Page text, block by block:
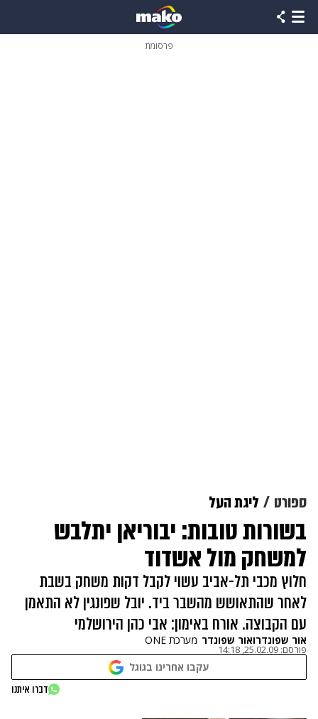
פרסומת
ספורט ליגת העל
בשורות טובות: יבוריאן יתלבש
למשחק מול אשדוד
חלוץ מכבי תל-אביב עשוי לקבל דקות משחק בשבת
לאחר שהתאושש מהשבר ביד. יובל שפונגין לא התאמן
עם הקבוצה. אורח באימון: אבי כהן הירושלמי
אור שפונדרואור שפונדר מערכת ONE
פורסם: 25.02.09, 14:18
עקבו אחרינו בגוגל
דברו איתנו